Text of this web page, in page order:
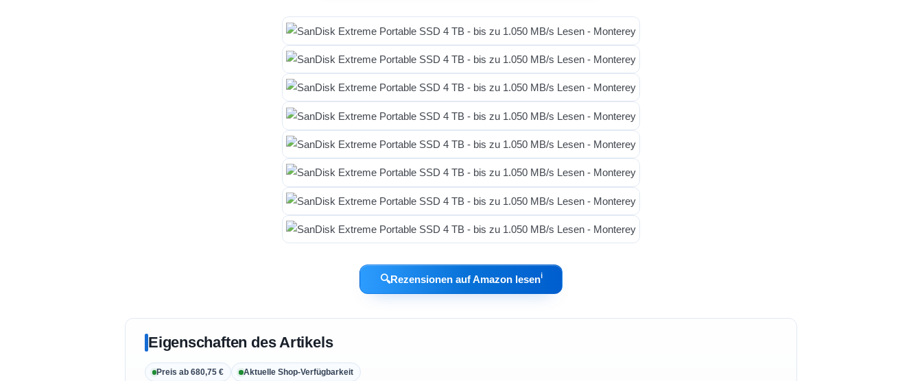
🔍Rezensionen auf Amazon lesenℹ︎
Eigenschaften des Artikels
Preis ab 680,75 € Aktuelle Shop-Verfügbarkeit